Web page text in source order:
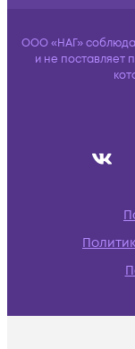
ООО «НАГ»
и не поставляет